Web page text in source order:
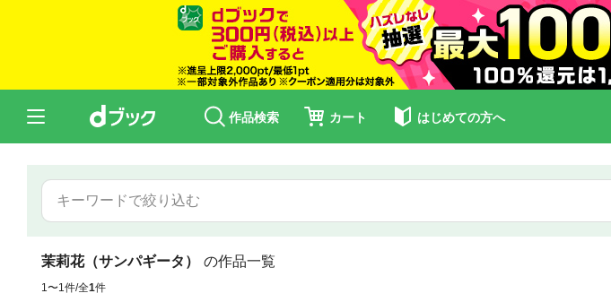
作品検索 カート はじめての方へ
茉莉花（サンパギータ） の作品一覧
1〜1件/全1件